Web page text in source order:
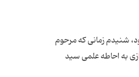
شنیدم زمانی که مرحوم
به احاطه علمی سید